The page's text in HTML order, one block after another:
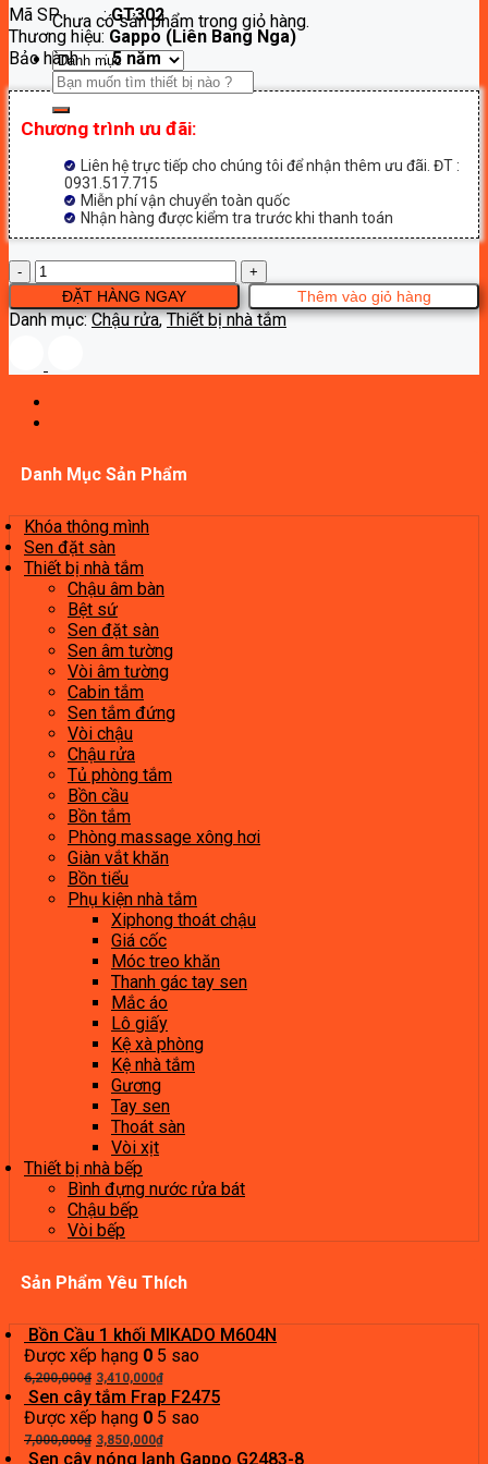
Chưa có sản phẩm trong giỏ hàng.
Tìm
kiếm:
là:
4,200,000₫.
tại
là:
2,100,000₫.
Mã SP :GT302
Thương hiệu: Gappo (Liên Bang Nga)
Bảo hành :5 năm
Chương trình ưu đãi:
Liên hệ trực tiếp cho chúng tôi để nhận thêm ưu đãi. ĐT :
0931.517.715
Miễn phí vận chuyển toàn quốc
Nhận hàng được kiểm tra trước khi thanh toán
Chậu
lavabo
đặt
bàn
GT302
Thêm vào giỏ hàng
ĐẶT HÀNG NGAY
Danh mục:Chậu rửa,Thiết bị nhà tắm
Danh Mục Sản Phẩm
Khóa thông mình
Sen đặt sàn
Thiết bị nhà tắm
Chậu âm bàn
Bệt sứ
Sen đặt sàn
Sen âm tường
Vòi âm tường
Cabin tắm
Sen tắm đứng
Vòi chậu
Chậu rửa
Tủ phòng tắm
Bồn cầu
Bồn tắm
Phòng massage xông hơi
Giàn vắt khăn
Bồn tiểu
Phụ kiện nhà tắm
Xiphong thoát chậu
Giá cốc
Móc treo khăn
Thanh gác tay sen
Mắc áo
Lô giấy
Kệ xà phòng
Kệ nhà tắm
Gương
Tay sen
Thoát sàn
Vòi xịt
Thiết bị nhà bếp
Bình đựng nước rửa bát
Chậu bếp
Vòi bếp
Sản Phẩm Yêu Thích
Bồn Cầu 1 khối MIKADO M604N
Được xếp hạng 0 5 sao
6,200,000₫ Giá
gốc
là:
6,200,000₫.
3,410,000₫Giá
hiện
tại
là:
3,410,000₫.
Sen cây tắm Frap F2475
Được xếp hạng 0 5 sao
7,000,000₫ Giá
gốc
3,850,000₫Giá
hiện
Sen cây nóng lạnh Gappo G2483-8